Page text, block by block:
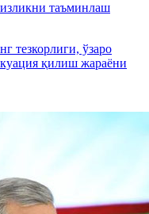
таъминлаш
тезкорлиги, ўзаро
қилиш жараёни